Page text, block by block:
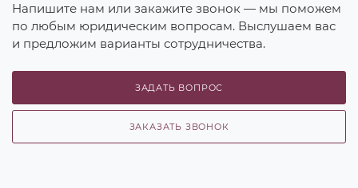
Напишите нам или закажите звонок — мы поможем
по любым юридическим вопросам. Выслушаем вас
и предложим варианты сотрудничества.
ЗАДАТЬ ВОПРОС
ЗАКАЗАТЬ ЗВОНОК